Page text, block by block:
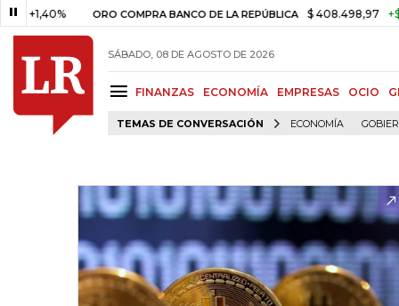
ORO COMPRA BANCO DE LA REPÚBLICA $ 408.498,97 +$
SÁBADO, 08 DE AGOSTO DE 2026
FINANZAS ECONOMÍA EMPRESAS OCIO
TEMAS DE CONVERSACIÓN ECONOMÍA